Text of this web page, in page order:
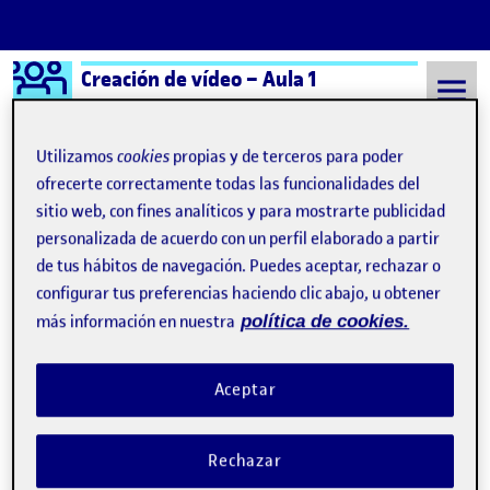
Saltar al contenido
Logo Ágora
Creación de vídeo – Aula 1
Semestre 20232 - Aula 1 14 Abril, 2024
14 Abril, 2024
Publicado por
Cristina Inmaculada Mora Lozano
Fecha de publicación14 abril, 2024 8:17 pm
-comentario
Esta vez quiero compartir el resultado del vídeo realizado para la
segunda PEC «PEC_02: Con un clic, ¿Cuál es tu historia?» de la
asignatura «Creación de vídeo», titulado «Primavera». La sinopsis
del vídeo es la siguiente: «Este vídeo captura la esencia de un
Utilizamoscookies propias y de terceros para poder
ofrecerte correctamente todas las funcionalidades del
sitio web, con fines analíticos y para mostrarte publicidad
personalizada de acuerdo con un perfil elaborado a partir
de tus hábitos de navegación. Puedes aceptar, rechazar o
configurar tus preferencias haciendo clic abajo, u obtener
más información en nuestra política de cookies.
Rechazar
Aceptar